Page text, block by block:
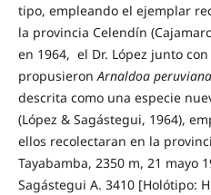
tipo, empleando el ejemplar
la provincia Celendín
en 1964, el Dr. López junto
propusieron Arnaldoa peruviana
descrita como una especie
(López & Sagástegui, 1964),
ellos recolectaran en la
Tayabamba, 2350 m, 21 mayo
Sagástegui A. 3410 [Holótipo: